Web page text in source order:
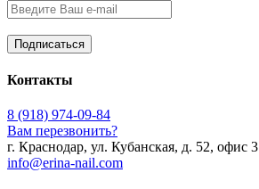
Контакты
8 (918) 974-09-84
Вам перезвонить?
г. Краснодар, ул. Кубанская, д. 52, офис 3
info@erina-nail.com